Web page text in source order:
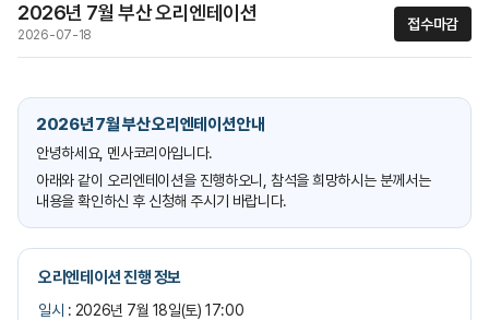
2026년 7월 부산 오리엔테이션 접수마감
2026-07-18
2026년 7월 부산 오리엔테이션 안내
안녕하세요, 멘사코리아입니다.
아래와 같이 오리엔테이션을 진행하오니, 참석을 희망하시는 분께서는
내용을 확인하신 후 신청해 주시기 바랍니다.
오리엔테이션 진행 정보
일시 : 2026년 7월 18일(토) 17:00